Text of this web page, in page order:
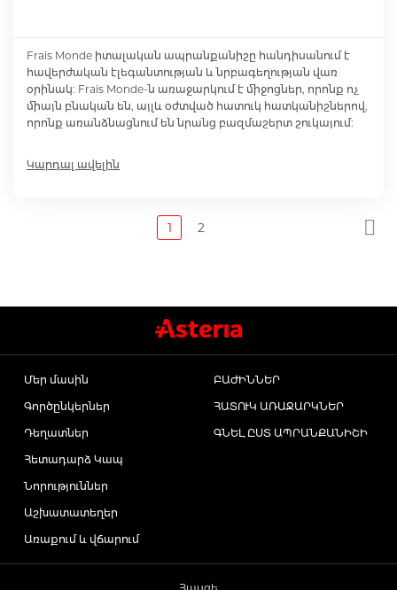
Frais Monde իտալական ապրանքանիշը հանդիսանում է
հավերժական էլեգանտության և նրբագեղության վառ
օրինակ: Frais Monde-ն առաջարկում է միջոցներ, որոնք ոչ
միայն բնական են, այլև օժտված հատուկ հատկանիշներով,
որոնք առանձնացնում են նրանց բազմաշերտ շուկայում:
Կարդալ ավելին
You're
1 Page
2
ԲԱԺԻՆՆԵՐ
ՀԱՏՈՒԿ ԱՌԱՋԱՐԿՆԵՐ
ԳՆԵԼ ԸՍՏ ԱՊՐԱՆՔԱՆԻՇԻ
Մեր մասին
Գործընկերներ
Դեղատներ
Հետադարձ Կապ
Նորություններ
Աշխատատեղեր
Առաքում և վճարում